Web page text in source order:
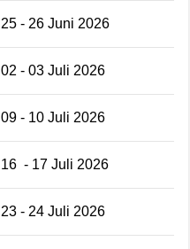
25 - 26 Juni 2026
02 - 03 Juli 2026
09 - 10 Juli 2026
16 - 17 Juli 2026
23 - 24 Juli 2026